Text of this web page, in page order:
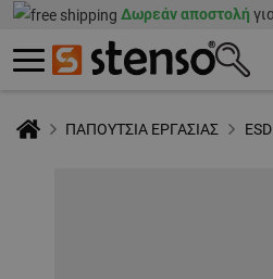
Δωρεάν αποστολή
ΠΑΠΟΥΤΣΙΑ ΕΡΓΑΣΙΑΣ